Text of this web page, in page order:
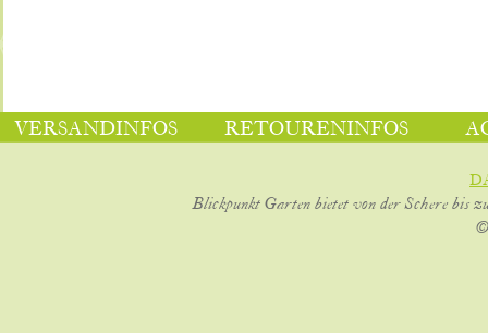
VERSANDINFOS RETOURENINFOS
Blickpunkt Garten bietet von der Schere bis